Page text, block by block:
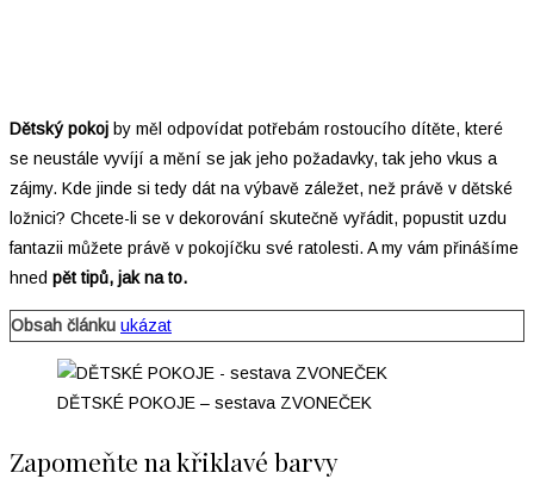
Dětský pokoj by měl odpovídat potřebám rostoucího dítěte, které
se neustále vyvíjí a mění se jak jeho požadavky, tak jeho vkus a
zájmy. Kde jinde si tedy dát na výbavě záležet, než právě v dětské
ložnici? Chcete-li se v dekorování skutečně vyřádit, popustit uzdu
fantazii můžete právě v pokojíčku své ratolesti. A my vám přinášíme
hned pět tipů, jak na to.
Obsah článku ukázat
DĚTSKÉ POKOJE – sestava ZVONEČEK
Zapomeňte na křiklavé barvy